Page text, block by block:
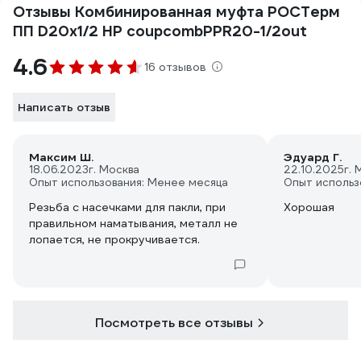
Отзывы Комбинированная муфта РОСТерм
ПП D20х1/2 НР coupcombPPR20-1/2out
4.6 16 отзывов
Написать отзыв
Максим Ш.
18.06.2023г. Москва
Опыт использования: Менее месяца
Резьба с насечками для пакли, при
правильном наматывания, металл не
лопается, не прокручивается.
Эдуард Г.
22.10.2025г.
Опыт
Хорошая
Посмотреть все отзывы